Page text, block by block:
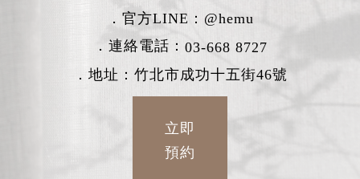
．官方LINE： @hemu
．連絡電話： 03-668 8727
．地址：竹北市成功十五街46號
立即
預約